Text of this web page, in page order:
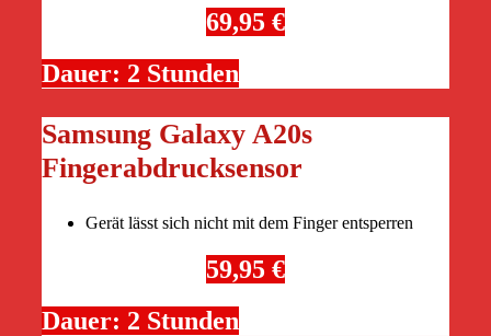
69,95 €
Dauer: 2 Stunden
Samsung Galaxy A20s
Fingerabdrucksensor
Gerät lässt sich nicht mit dem Finger entsperren
59,95 €
Dauer: 2 Stunden